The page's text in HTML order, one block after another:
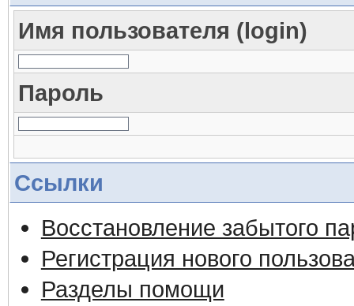
Имя пользователя (login)
Пароль
Ссылки
Восстановление забытого
Регистрация нового
Разделы помощи